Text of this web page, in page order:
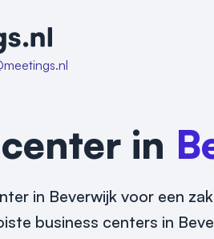
in
in Beverwijk voor een
business centers in